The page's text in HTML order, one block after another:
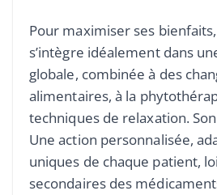
Pour maximiser ses
s’intègre idéalement dans
globale, combinée à des
alimentaires, à la
techniques de relaxation.
Une action personnalisée,
uniques de chaque patient,
secondaires des